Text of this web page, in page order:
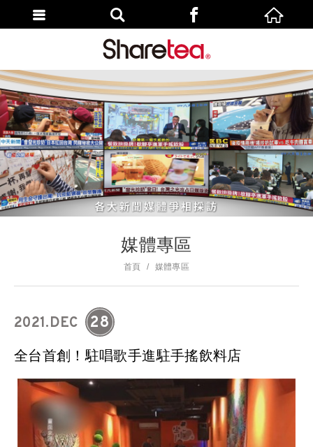
媒體專區
首頁 媒體專區
2021.DEC 28
全台首創！駐唱歌手進駐手搖飲料店